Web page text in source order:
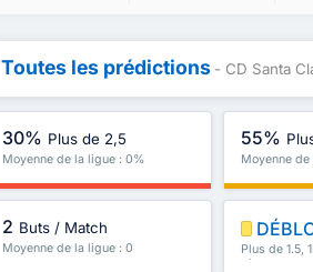
Toutes les prédictions - CD Santa
30% Plus de 2,5
Moyenne de la ligue : 0%
55%
Moyenne
2 Buts / Match
Moyenne de la ligue : 0
Plus de 1.5,
plus